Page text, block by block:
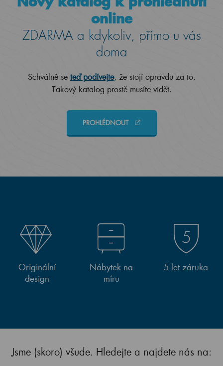
online
ZDARMA a kdykoliv, přímo u vás
doma
Schválně se teď podívejte, že stojí opravdu za to.
Takový katalog prostě musíte vidět.
PROHLÉDNOUT
Originální
design
Nábytek na
míru
5 let záruka
Jsme (skoro) všude. Hledejte a najdete nás na: